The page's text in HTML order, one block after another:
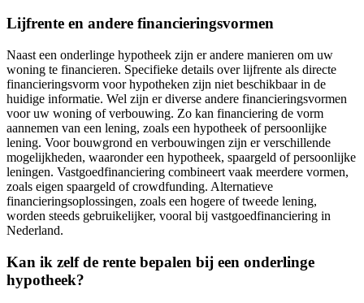
Lijfrente en andere financieringsvormen
Naast een onderlinge hypotheek zijn er andere manieren om uw
woning te financieren. Specifieke details over lijfrente als directe
financieringsvorm voor hypotheken zijn niet beschikbaar in de
huidige informatie. Wel zijn er diverse andere financieringsvormen
voor uw woning of verbouwing. Zo kan financiering de vorm
aannemen van een lening, zoals een hypotheek of persoonlijke
lening. Voor bouwgrond en verbouwingen zijn er verschillende
mogelijkheden, waaronder een hypotheek, spaargeld of persoonlijke
leningen. Vastgoedfinanciering combineert vaak meerdere vormen,
zoals eigen spaargeld of crowdfunding. Alternatieve
financieringsoplossingen, zoals een hogere of tweede lening,
worden steeds gebruikelijker, vooral bij vastgoedfinanciering in
Nederland.
Kan ik zelf de rente bepalen bij een onderlinge
hypotheek?